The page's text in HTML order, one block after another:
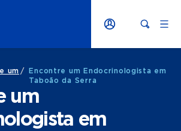
um /
Encontre um Endocrinologista em
Taboão da Serra
um
em